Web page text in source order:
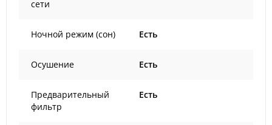
сети
Ночной режим (сон) Есть
Осушение Есть
Предварительный
фильтр
Есть